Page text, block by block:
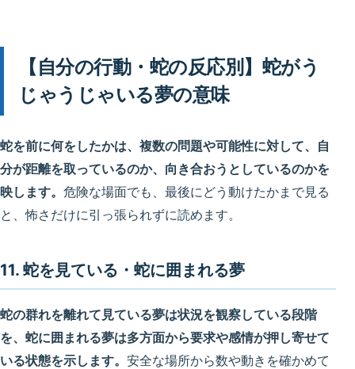
【自分の行動・蛇の反応別】蛇がう
じゃうじゃいる夢の意味
蛇を前に何をしたかは、複数の問題や可能性に対して、自
分が距離を取っているのか、向き合おうとしているのかを
映します。 危険な場面でも、最後にどう動けたかまで見る
と、怖さだけに引っ張られずに読めます。
11. 蛇を見ている・蛇に囲まれる夢
蛇の群れを離れて見ている夢は状況を観察している段階
を、蛇に囲まれる夢は多方面から要求や感情が押し寄せて
いる状態を示します。 安全な場所から数や動きを確かめて